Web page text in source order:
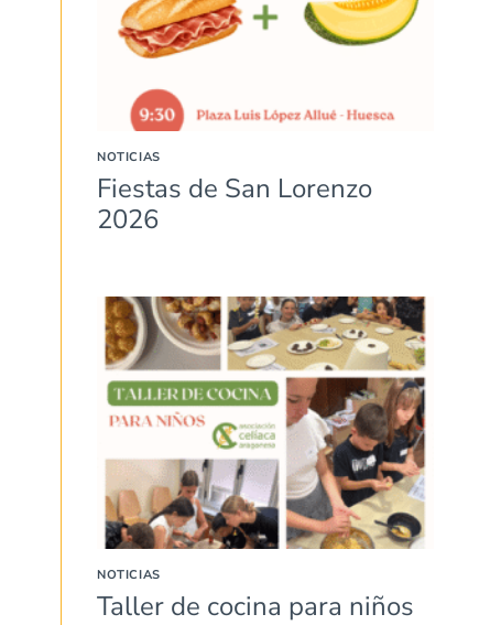
NOTICIAS
Fiestas de San Lorenzo
2026
NOTICIAS
Taller de cocina para niños